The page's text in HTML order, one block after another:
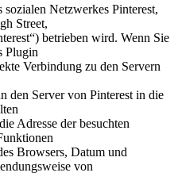
Netzwerkes Pinterest,
Street,
betrieben wird. Wenn Sie
Plugin
Verbindung zu den Servern
den Server von Pinterest in die
Adresse der besuchten
Browsers, Datum und
von